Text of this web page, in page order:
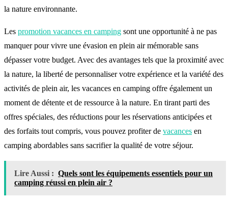
la nature environnante.
Les promotion vacances en camping sont une opportunité à ne pas
manquer pour vivre une évasion en plein air mémorable sans
dépasser votre budget. Avec des avantages tels que la proximité avec
la nature, la liberté de personnaliser votre expérience et la variété des
activités de plein air, les vacances en camping offre également un
moment de détente et de ressource à la nature. En tirant parti des
offres spéciales, des réductions pour les réservations anticipées et
des forfaits tout compris, vous pouvez profiter de vacances en
camping abordables sans sacrifier la qualité de votre séjour.
Lire Aussi : Quels sont les équipements essentiels pour un
camping réussi en plein air ?